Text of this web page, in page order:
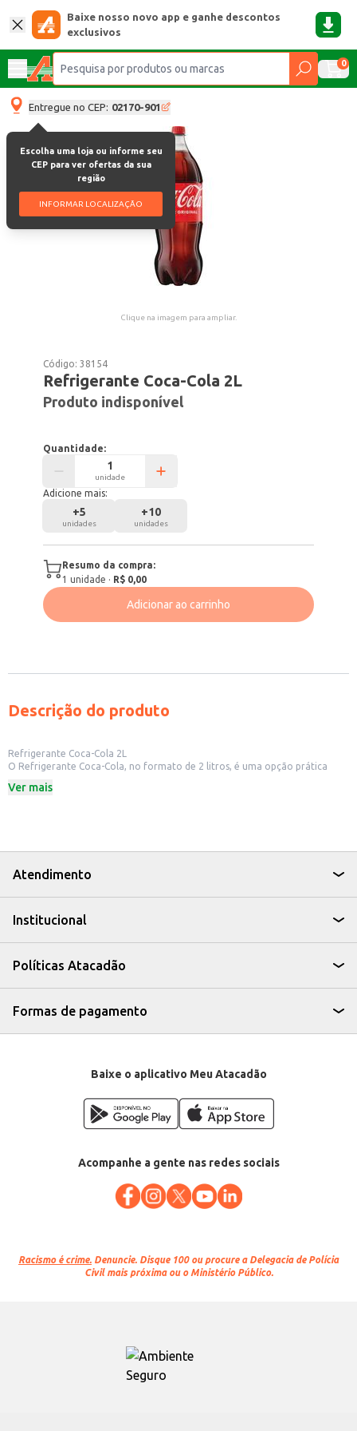
Baixe nosso novo app e ganhe descontos
exclusivos
0
Entregue no CEP: 02170-901
Escolha uma loja ou informe seu
CEP para ver ofertas da sua
região
INFORMAR LOCALIZAÇÃO
Clique na imagem para ampliar.
Código:38154
Refrigerante Coca-Cola 2L
Produto indisponível
Quantidade:
unidade
Adicione mais:
+5
unidades
+10
unidades
Resumo da compra:
1 unidade · R$ 0,00
Adicionar ao carrinho
Descrição do produto
Refrigerante Coca-Cola 2L
O Refrigerante Coca-Cola, no formato de 2 litros, é uma opção prática
Cola em embalagens maiores. Ideal para compartilhar em diversas
refrescante para todos.
Uma boa escolha para estabelecimentos comerciais como restaurantes e
lanchonetes.
Ver mais
Atendimento
Institucional
Políticas Atacadão
Formas de pagamento
Baixe o aplicativo Meu Atacadão
Acompanhe a gente nas redes sociais
Racismo é crime. Denuncie. Disque 100 ou procure a Delegacia de Polícia
Civil mais próxima ou o Ministério Público.